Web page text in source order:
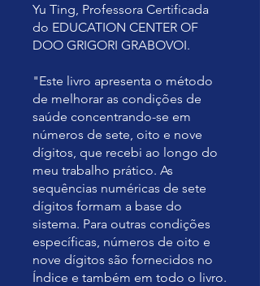
Yu Ting, Professora Certificada
do EDUCATION CENTER OF
DOO GRIGORI GRABOVOI.
"Este livro apresenta o método
de melhorar as condições de
saúde concentrando-se em
números de sete, oito e nove
dígitos, que recebi ao longo do
meu trabalho prático. As
sequências numéricas de sete
dígitos formam a base do
sistema. Para outras condições
específicas, números de oito e
nove dígitos são fornecidos no
Índice e também em todo o livro.